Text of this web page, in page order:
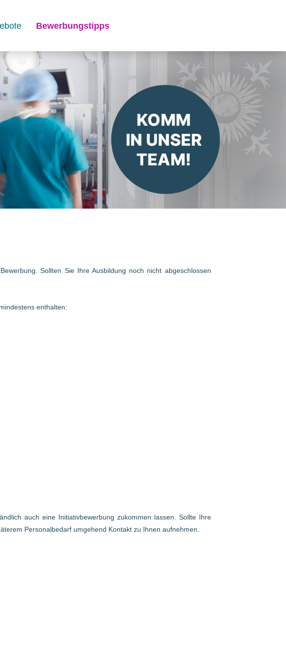
Bewerbungstipps
Sollten Sie Ihre Ausbildung noch nicht abgeschlossen
enthalten:
auch eine Initiativbewerbung zukommen lassen. Sollte Ihre
Personalbedarf umgehend Kontakt zu Ihnen aufnehmen.